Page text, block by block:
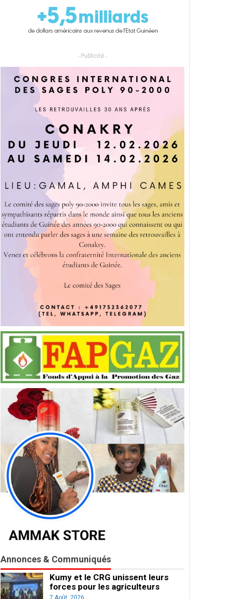
- Publicité -
Annonces & Communiqués
Kumy et le CRG unissent leurs
forces pour les agriculteurs